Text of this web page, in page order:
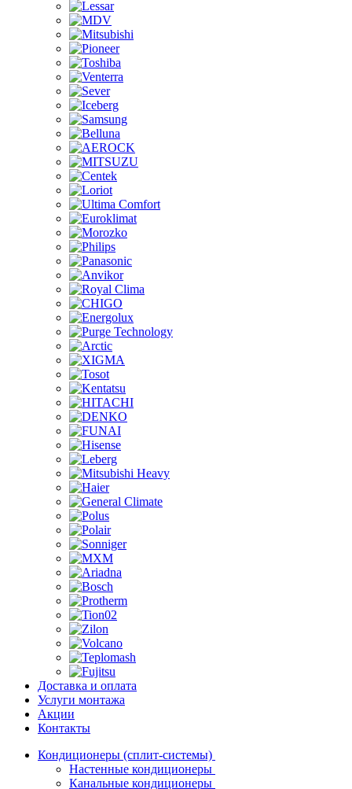
Доставка и оплата
Услуги монтажа
Акции
Контакты
Кондиционеры (сплит-системы)
Настенные кондиционеры
Канальные кондиционеры